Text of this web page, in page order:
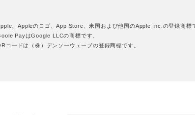
、Appleのロゴ、App Store、米国および他国のApple Inc.の登録商標
PayはGoogle LLCの商標です。
コードは（株）デンソーウェーブの登録商標です。